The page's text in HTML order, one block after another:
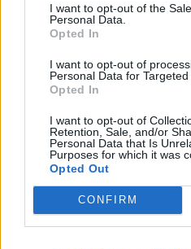
I want to opt-out of the
Personal Data.
Opted In
I want to opt-out of
Personal Data for Targeted
Opted In
I want to opt-out of
Retention, Sale, and/or
Personal Data that Is
Purposes for which it was
Opted Out
CONFIRM
Articoli simili